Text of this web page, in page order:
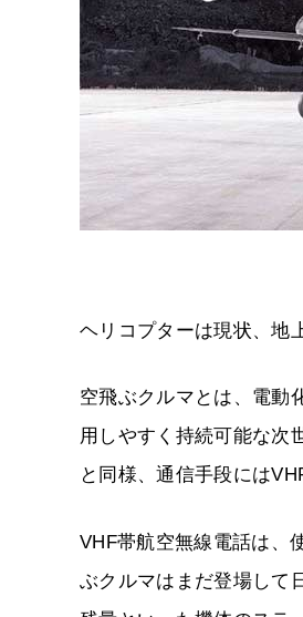
ヘリコプターは現状、地
空飛ぶクルマとは、電動
用しやすく持続可能な次
と同様、通信手段には
VHF帯航空無線電話は、
ぶクルマはまだ登場して